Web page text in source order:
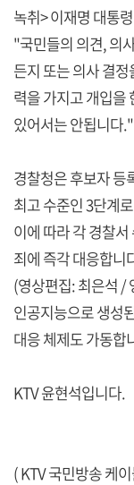
녹취> 이재명 대통
"국민들의 의견, 의
든지 또는 의사 결
력을 가지고 개입을
있어서는 안됩니다."
경찰청은 후보자 등
최고 수준인 3단계
이에 따라 각 경찰
죄에 즉각 대응합니
(영상편집: 최은석 /
인공지능으로 생성
대응 체제도 가동합
KTV 윤현석입니다.
( KTV 국민방송 케